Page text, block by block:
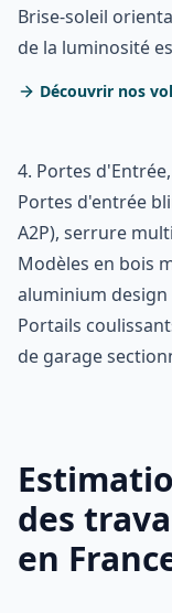
Brise-soleil
de la luminosité
Découvrir nos
4. Portes
Portes d'entrée
A2P), serrure
Modèles en bois
aluminium
Portails
de garage
des
en